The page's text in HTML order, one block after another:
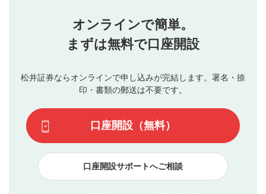
投稿するボタン
星で評価をすると投稿できます。（お名前とコメント
動画の評価
です）
行ってください。
当社は、利用者同士、もしくは利用者と第三者間のトラ
ブルによって生じた損害に対して一切の責任を負いませ
評価およびコメントは当社にて審査のうえ、掲載となり
ます。掲載されるまでに日数がかかる場合や掲載されない
てはお答えできません。各動画コンテンツへの掲載をもっ
て結果のご連絡といたします。ご了承ください。
下記の項目に該当すると判断された投稿内容は、掲載を
見合わせる場合がございます。
本動画コンテンツとは無関係の内容の投稿
他者への誹謗中傷や差別的表現投稿
オンラインで簡単。
まずは無料で口座開設
松井証券ならオンラインで申し込みが完結します。署名・捺
印・書類の郵送は不要です。
口座開設（無料）
口座開設サポートへご相談